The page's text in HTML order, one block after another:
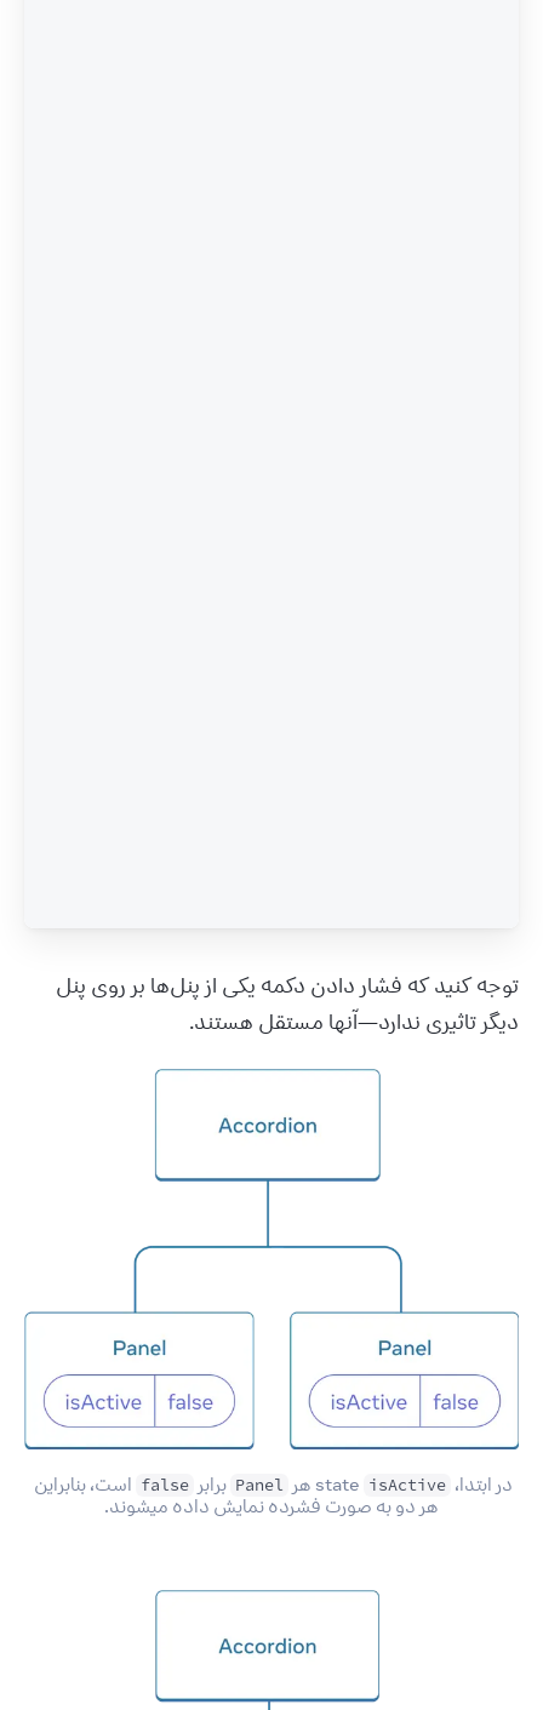
دیگر تاثیری ندارد—آنها مستقل هستند.
در ابتدا، isActive
Panel برابر false
هر دو به صورت فشرده نمایش داده میشوند.